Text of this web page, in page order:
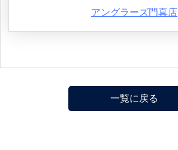
アングラーズ門真店
一覧に戻る